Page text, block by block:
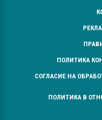
ПОЛИТИКА
СОГЛАСИЕ НА
ПОЛИТИКА В